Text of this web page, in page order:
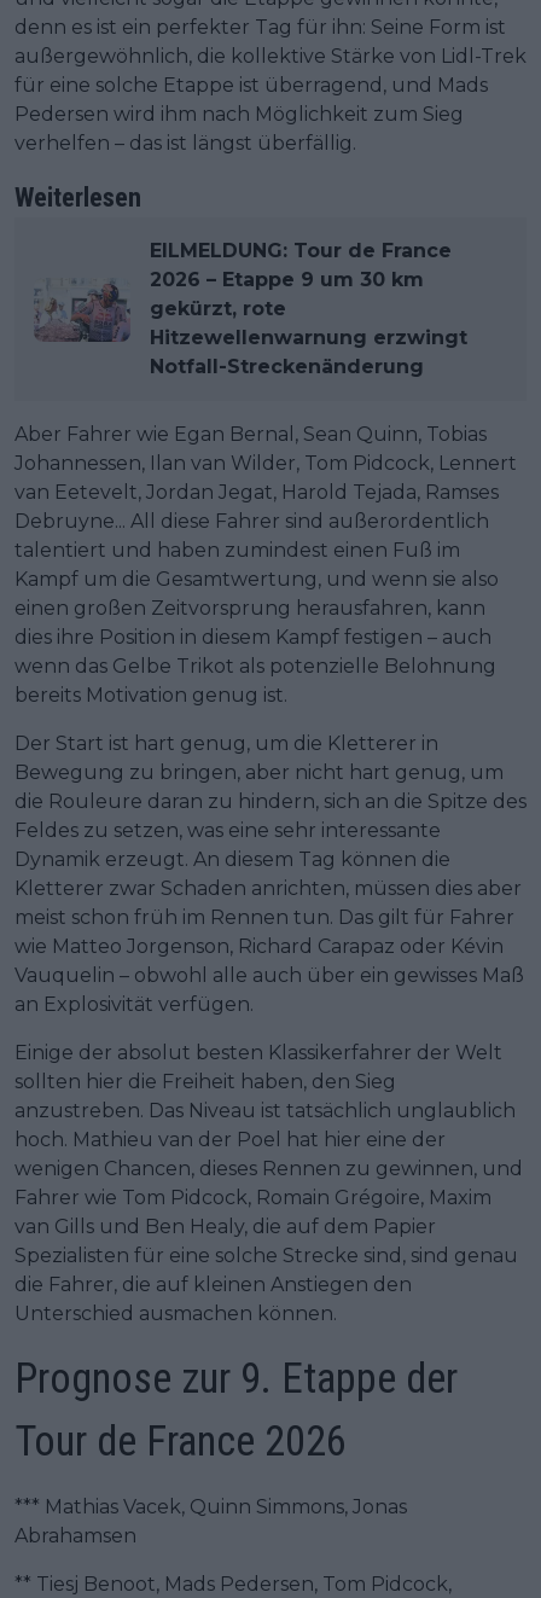
denn es ist ein perfekter Tag für ihn: Seine Form ist
außergewöhnlich, die kollektive Stärke von Lidl-Trek
für eine solche Etappe ist überragend, und Mads
Pedersen wird ihm nach Möglichkeit zum Sieg
verhelfen – das ist längst überfällig.
Weiterlesen
EILMELDUNG: Tour de France
2026 – Etappe 9 um 30 km
gekürzt, rote
Hitzewellenwarnung erzwingt
Notfall-Streckenänderung
Aber Fahrer wie Egan Bernal, Sean Quinn, Tobias
Johannessen, Ilan van Wilder, Tom Pidcock, Lennert
van Eetevelt, Jordan Jegat, Harold Tejada, Ramses
Debruyne... All diese Fahrer sind außerordentlich
talentiert und haben zumindest einen Fuß im
Kampf um die Gesamtwertung, und wenn sie also
einen großen Zeitvorsprung herausfahren, kann
dies ihre Position in diesem Kampf festigen – auch
wenn das Gelbe Trikot als potenzielle Belohnung
bereits Motivation genug ist.
Der Start ist hart genug, um die Kletterer in
Bewegung zu bringen, aber nicht hart genug, um
die Rouleure daran zu hindern, sich an die Spitze des
Feldes zu setzen, was eine sehr interessante
Dynamik erzeugt. An diesem Tag können die
Kletterer zwar Schaden anrichten, müssen dies aber
meist schon früh im Rennen tun. Das gilt für Fahrer
wie Matteo Jorgenson, Richard Carapaz oder Kévin
Vauquelin – obwohl alle auch über ein gewisses Maß
an Explosivität verfügen.
Einige der absolut besten Klassikerfahrer der Welt
sollten hier die Freiheit haben, den Sieg
anzustreben. Das Niveau ist tatsächlich unglaublich
hoch. Mathieu van der Poel hat hier eine der
wenigen Chancen, dieses Rennen zu gewinnen, und
Fahrer wie Tom Pidcock, Romain Grégoire, Maxim
van Gills und Ben Healy, die auf dem Papier
Spezialisten für eine solche Strecke sind, sind genau
die Fahrer, die auf kleinen Anstiegen den
Unterschied ausmachen können.
Prognose zur 9. Etappe der
Tour de France 2026
*** Mathias Vacek, Quinn Simmons, Jonas
Abrahamsen
** Tiesj Benoot, Mads Pedersen, Tom Pidcock,